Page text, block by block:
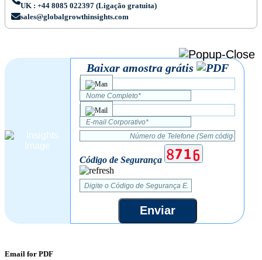
UK : +44 8085 022397 (Ligação gratuita)
sales@globalgrowthinsights.com
Baixar amostra grátis
Código de Segurança
Enviar
Email for PDF